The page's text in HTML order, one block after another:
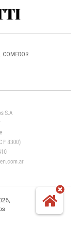
COMEDOR
S.A
8300)